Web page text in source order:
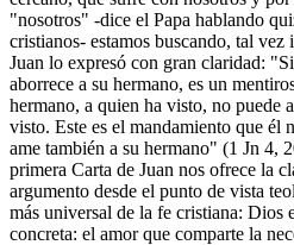
"nosotros" -dice el Papa hablando
cristianos- estamos buscando, tal
Juan lo expresó con gran claridad:
aborrece a su hermano, es un
hermano, a quien ha visto, no puede
visto. Este es el mandamiento que él
ame también a su hermano" (1 Jn 4,
primera Carta de Juan nos ofrece la
argumento desde el punto de vista
más universal de la fe cristiana: Dios
concreta: el amor que comparte la